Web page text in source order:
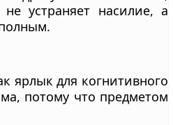
устраняет насилие, а
ярлык для когнитивного
потому что предметом